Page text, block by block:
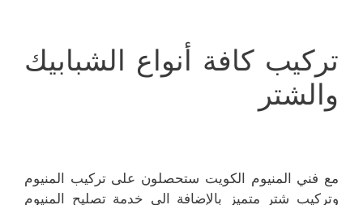
تركيب كافة أنواع الشبابيك
والشتر
مع فني المنيوم الكويت ستحصلون على تركيب المنيوم
وتركيب شتر متميز بالإضافة الى خدمة تصليح المنيوم